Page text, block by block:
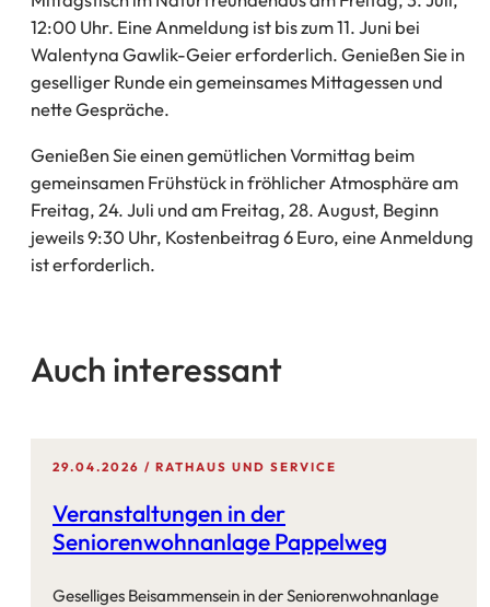
12:00 Uhr. Eine Anmeldung ist bis zum 11. Juni bei
Walentyna Gawlik-Geier erforderlich. Genießen Sie in
geselliger Runde ein gemeinsames Mittagessen und
nette Gespräche.
Genießen Sie einen gemütlichen Vormittag beim
gemeinsamen Frühstück in fröhlicher Atmosphäre am
Freitag, 24. Juli und am Freitag, 28. August, Beginn
jeweils 9:30 Uhr, Kostenbeitrag 6 Euro, eine Anmeldung
ist erforderlich.
Auch interessant
29.04.2026 RATHAUS UND SERVICE
Veranstaltungen in der
Seniorenwohnanlage Pappelweg
Geselliges Beisammensein in der Seniorenwohnanlage